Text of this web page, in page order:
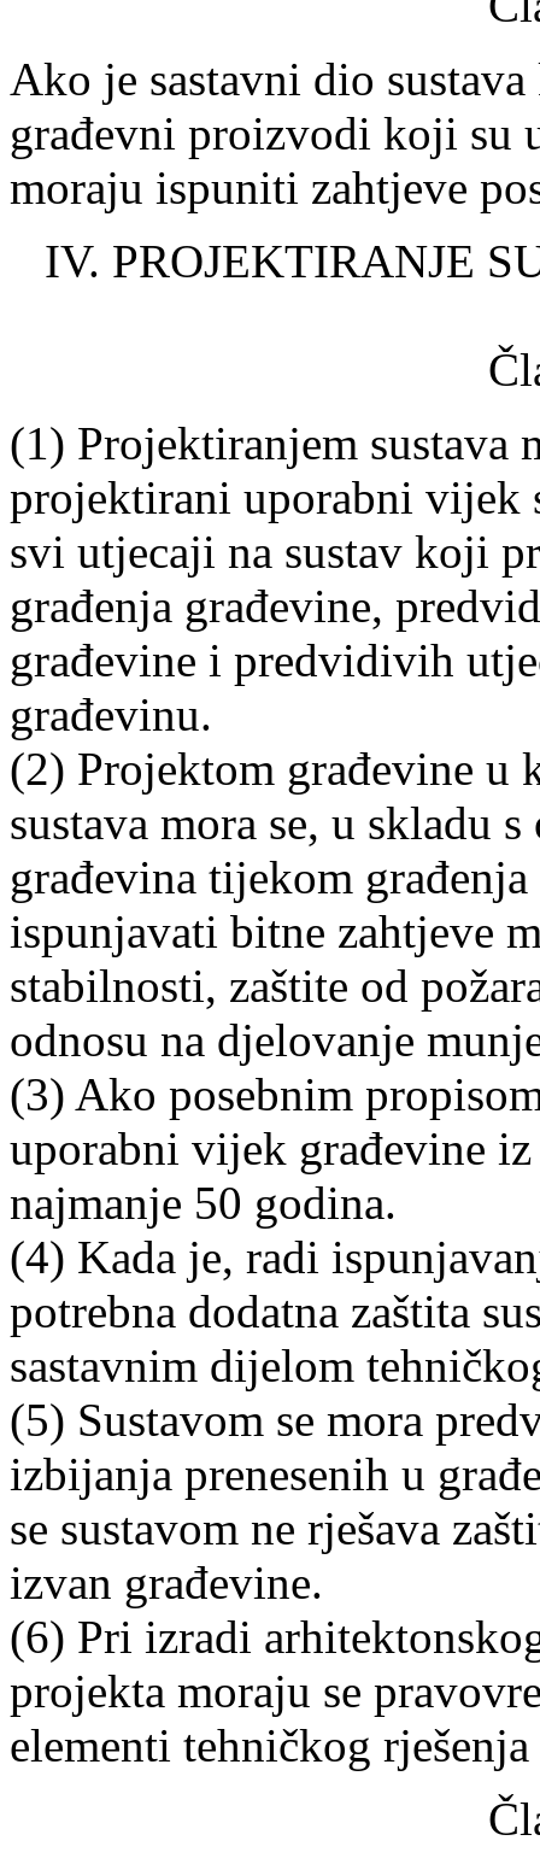
Ako je sastavni dio
građevni proizvodi koji su
moraju ispuniti zahtjeve
IV. PROJEKTIRANJE
(1) Projektiranjem sustava
projektirani uporabni vijek
svi utjecaji na sustav koji
građenja građevine,
građevine i predvidivih
građevinu.
(2) Projektom građevine u
sustava mora se, u skladu
građevina tijekom
ispunjavati bitne zahtjeve
stabilnosti, zaštite od
odnosu na djelovanje
(3) Ako posebnim
uporabni vijek građevine
najmanje 50 godina.
(4) Kada je, radi
potrebna dodatna zaštita
sastavnim dijelom
(5) Sustavom se mora
izbijanja prenesenih u
se sustavom ne rješava
izvan građevine.
(6) Pri izradi
projekta moraju se
elementi tehničkog rješenja